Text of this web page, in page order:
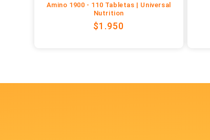
Amino 1900 - 110 Tabletas | Universal
Nutrition
Precio
$1.950